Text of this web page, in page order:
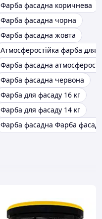
Фарба фасадна коричнева
Фарба фасадна чорна
Фарба фасадна жовта
Атмосферостійка фарба для
Фарба фасадна
Фарба фасадна червона
Фарба для фасаду 16 кг
Фарба для фасаду 14 кг
Фарба фасадна Фарба